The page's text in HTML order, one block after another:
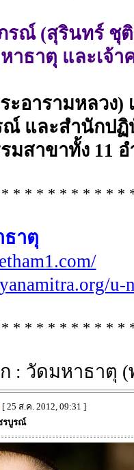
รณ์ (สุรินทร์ ชุ
หาธาตุ และเจ้
ะอารามหลว
ณ์ และสำนักป
สาขาทั้ง 11 อ
* * * * * * * * * *
ธาตุ
u-
* * * * * * * * * *
: วัดมหาธาตุ (
[ 25 ส.ค. 2012, 09:31 ]
รบูรณ์